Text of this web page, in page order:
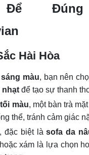
Để Đúng
Hài Hòa
màu, bạn nên
nhạt để tạo sự thanh
màu, một bàn trà
thể, tránh cảm giác
đặc biệt làsofa da
xám là lựa chọn